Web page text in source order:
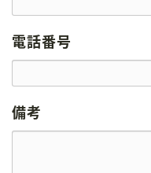
電話番号
備考